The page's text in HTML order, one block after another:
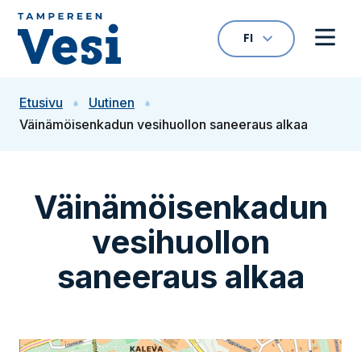
Siirry sisältöön
VALITTU KIELI:
FI
Avaa
Etusivu
Uutinen
Väinämöisenkadun vesihuollon saneeraus alkaa
Väinämöisenkadun
vesihuollon
saneeraus alkaa